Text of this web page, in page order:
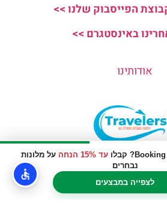
עד 15% הנחה
על מלונות
נבחרים
לצפייה במבצעים
הפייסבוק שלנו >>
באינסטגרם >>
אודותינו
מטיילים © כל הזכויות שמורות לסוכנות
TRAVELERS.CO.IL